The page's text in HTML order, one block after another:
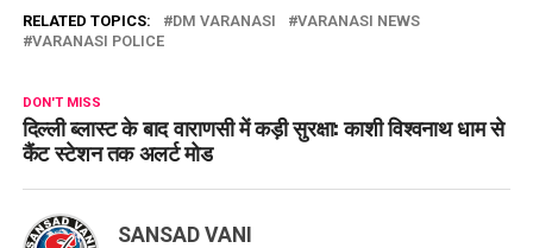
RELATED TOPICS: DM VARANASI
VARANASI NEWS
VARANASI POLICE
DON'T MISS
दिल्ली ब्लास्ट के बाद वाराणसी में कड़ी सुरक्षा: काशी विश्वनाथ धाम से
कैंट स्टेशन तक अलर्ट मोड
SANSAD VANI